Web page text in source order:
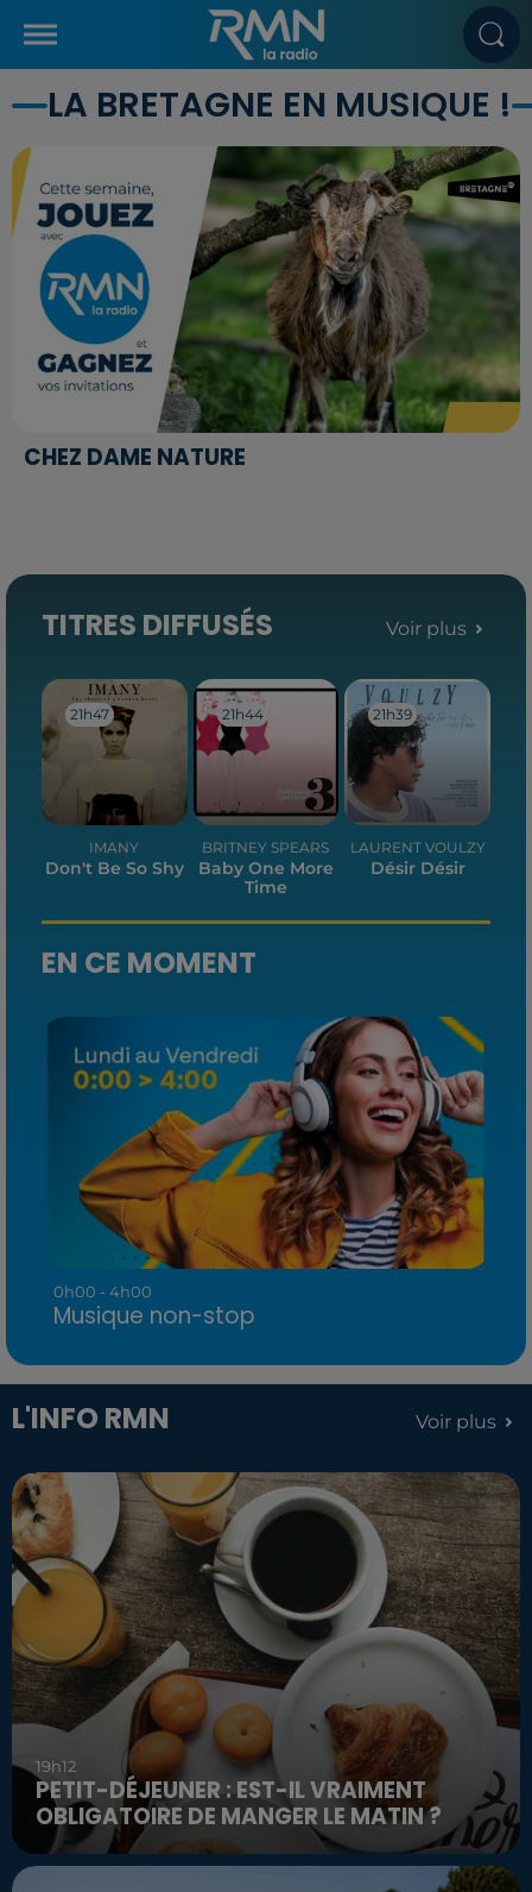
LA BRETAGNE EN MUSIQUE !
CHEZ DAME NATURE
TITRES DIFFUSÉS Voir plus
21h47
21h47
IMANY
Don't Be So Shy
21h44
21h44
BRITNEY SPEARS
Baby One More
Time
21h39
21h39
LAURENT VOULZY
Désir Désir
EN CE MOMENT
0h00 - 4h00
Musique non-stop
L'INFO RMN Voir plus
19h12
PETIT-DÉJEUNER : EST-IL VRAIMENT
OBLIGATOIRE DE MANGER LE MATIN ?